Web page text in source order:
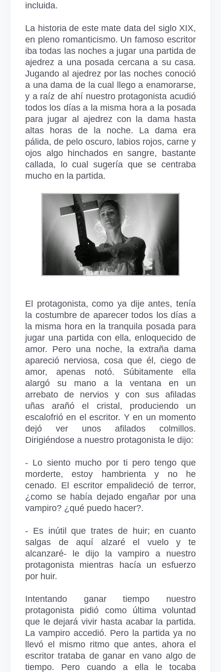
incluida.
La historia de este mate data del siglo XIX,
en pleno romanticismo. Un famoso escritor
iba todas las noches a jugar una partida de
ajedrez a una posada cercana a su casa.
Jugando al ajedrez por las noches conoció
a una dama de la cual llego a enamorarse,
y a raíz de ahí nuestro protagonista acudió
todos los días a la misma hora a la posada
para jugar al ajedrez con la dama hasta
altas horas de la noche. La dama era
pálida, de pelo oscuro, labios rojos, carne y
ojos algo hinchados en sangre, bastante
callada, lo cual sugería que se centraba
mucho en la partida.
El protagonista, como ya dije antes, tenía
la costumbre de aparecer todos los días a
la misma hora en la tranquila posada para
jugar una partida con ella, enloquecido de
amor. Pero una noche, la extraña dama
apareció nerviosa, cosa que él, ciego de
amor, apenas notó. Súbitamente ella
alargó su mano a la ventana en un
arrebato de nervios y con sus afiladas
uñas arañó el cristal, produciendo un
escalofrió en el escritor. Y en un momento
dejó ver unos afilados colmillos.
Dirigiéndose a nuestro protagonista le dijo:
- Lo siento mucho por ti pero tengo que
morderte, estoy hambrienta y no he
cenado. El escritor empalideció de terror,
¿como se había dejado engañar por una
vampiro? ¿qué puedo hacer?.
- Es inútil que trates de huir; en cuanto
salgas de aquí alzaré el vuelo y te
alcanzaré- le dijo la vampiro a nuestro
protagonista mientras hacía un esfuerzo
por huir.
Intentando ganar tiempo nuestro
protagonista pidió como última voluntad
que le dejará vivir hasta acabar la partida.
La vampiro accedió. Pero la partida ya no
llevó el mismo ritmo que antes, ahora el
escritor trataba de ganar en vano algo de
tiempo. Pero cuando a ella le tocaba